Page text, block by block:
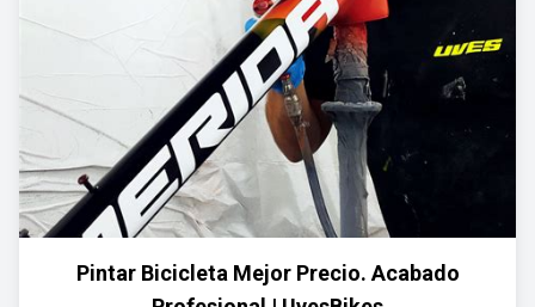
Pintar Bicicleta Mejor Precio. Acabado